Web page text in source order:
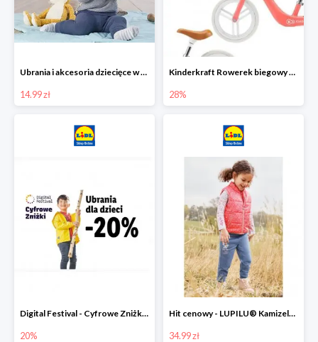
Ubrania i akcesoria dziecięce w Lidlu Online od 14,99 zł
14.99 zł
Kinderkraft Rowerek biegowy Fly
28%
Digital Festival - Cyfrowe Zniżki Ubrania dla dzieci w Lidlu -20%
20%
Hit cenowy - LUPILU® Kamizelka pikowana dziewczęca
34.99 zł